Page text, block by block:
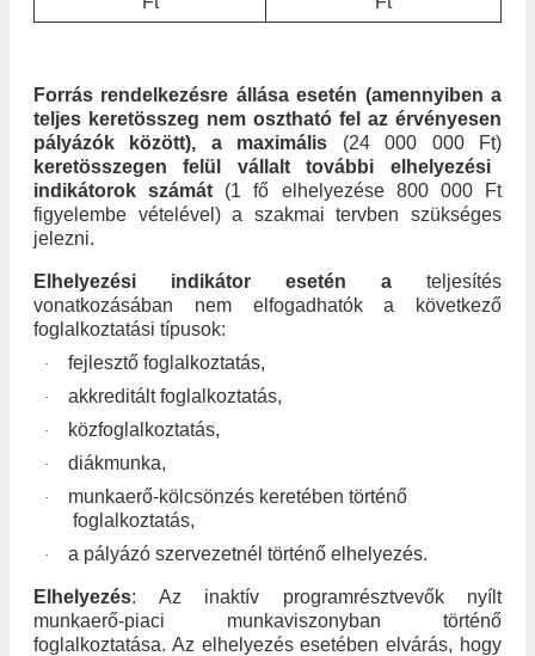
Forrás rendelkezésre állása esetén (amennyiben a
teljes keretösszeg nem osztható fel az érvényesen
pályázók között), a maximális (24 000 000 Ft)
keretösszegen felül vállalt további elhelyezési
indikátorok számát (1 fő elhelyezése 800 000 Ft
figyelembe vételével) a szakmai tervben szükséges
jelezni.
Elhelyezési indikátor esetén a teljesítés
vonatkozásában nem elfogadhatók a következő
foglalkoztatási típusok:
· fejlesztő foglalkoztatás,
· akkreditált foglalkoztatás,
· közfoglalkoztatás,
· diákmunka,
·
munkaerő-kölcsönzés keretében történő
foglalkoztatás,
· a pályázó szervezetnél történő elhelyezés.
Elhelyezés: Az inaktív programrésztvevők nyílt
munkaerő-piaci munkaviszonyban történő
foglalkoztatása. Az elhelyezés esetében elvárás, hogy